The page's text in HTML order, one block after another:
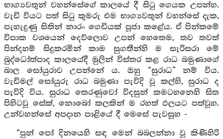
භාග්‍යවතුන් වහන්සේගේ කාලයේ දී සිටු ගෙයක උපන්හ.
වැඩි වියට පත් සිටු කුමරු එම භාග්‍යවතුන් වහන්සේ දැක,
පැහැදුණු සිතින් නාරං ගෙඩියක් පූජා කළේය. ඒ පින්කමේ
විපාක වශයෙන් දෙව්ලොව උපන් හෙතෙම, තව තවත්
පින්දහම් සිදුකරමින් කාම සුගතීන්හි ම සැරිසරා මේ
බුද්ධෝත්පාද කාලයේදී මුලින් විස්තර කළ රාධ බමුණාගේ
බාල සෝයුරාව උපන්නේ ය. ඔහු “සුරාධ” නම් විය.
වැඩිමල් සෝයුරු රාධ බමුණා පැවිදි වූ කල්හි, සුරාධ ද
පැවිදි විය. සුරාධ තෙරණුවෝ විදසුන් කමටහනෙහි සිත
පිහිටවූ සේක්, නොබෝ කලකින් ම රහත් ඵලයට පත්වූහ.
උන්වහන්සේ අපදාන පාළියේ දී මෙසේ පැවසූහ -
“පුන් පෝ දිනයෙහි සඳ මෙන් බබලන්නා වූ කිණිහිරි